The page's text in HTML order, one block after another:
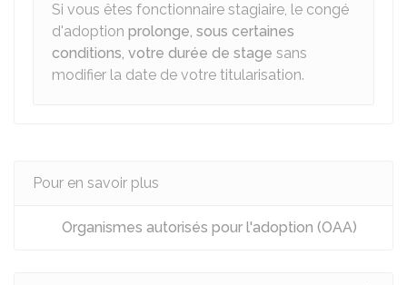
Si vous êtes fonctionnaire stagiaire, le congé
d'adoption prolonge, sous certaines
conditions, votre durée de stage sans
modifier la date de votre titularisation.
Pour en savoir plus
Organismes autorisés pour l'adoption (OAA)